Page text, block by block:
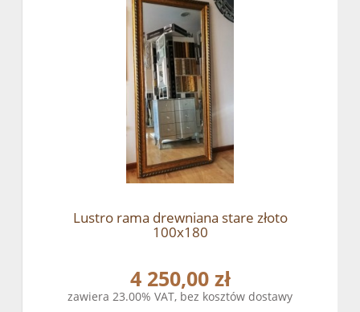
Lustro rama drewniana stare złoto
100x180
4 250,00 zł
zawiera 23.00% VAT, bez kosztów dostawy